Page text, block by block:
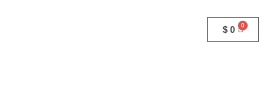
$ 0